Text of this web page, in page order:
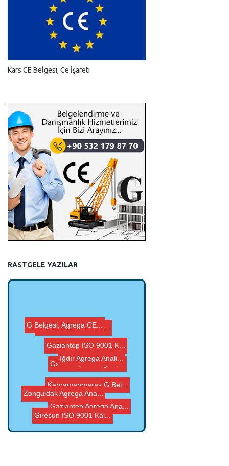
Kars CE Belgesi, Ce İşareti
RASTGELE YAZILAR
Gaziantep Agrega Ana...
Gaziantep G Belgesi,...
Giresun ISO 9001 Kal...
Kahramanmaraş G Bel...
Rize ISO 9001 Kalite...
Zonguldak Agrega Ana...
G Belgesi, Agrega CE...
Gaziantep ISO 9001 K...
Iğdır Agrega Anali...